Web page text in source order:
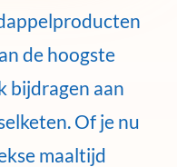
de hoogste
bijdragen aan
Of je nu
maaltijd